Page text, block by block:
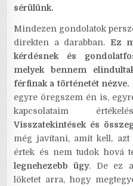
sérülünk.
Mindezen gondolatok
direkten a darabban. Ez
kérdésnek és
melyek bennem
férfinak a történetét nézve.
egyre öregszem én is,
kapcsolataim
Visszatekintések és
még javítani, amit kell,
értek és nem tudok hová
legnehezebb ügy. De ez
löketet arra, hogy